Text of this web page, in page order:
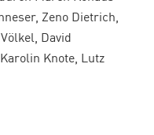
Zeno Dietrich,
David
Knote, Lutz